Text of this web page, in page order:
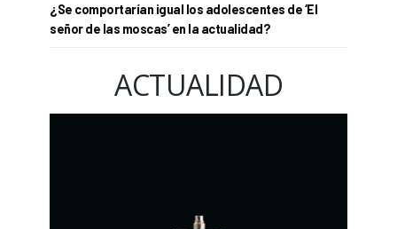
¿Se comportarían igual los adolescentes de ‘El
señor de las moscas’ en la actualidad?
ACTUALIDAD